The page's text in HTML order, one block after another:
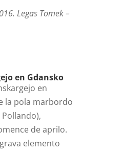
Legas Tomek –
en Gdansko
en
la pola marbordo
de aprilo.
elemento